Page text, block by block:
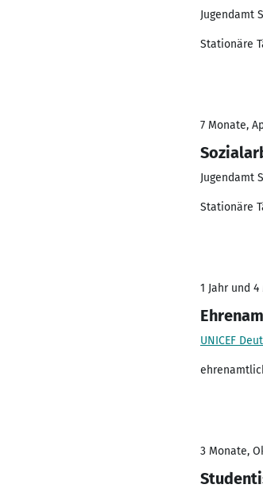
Jugendamt
Stationäre
7 Monate,
Jugendamt
Stationäre
1 Jahr und
UNICEF
3 Monate,